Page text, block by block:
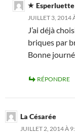
Esperluette
JUILLET 3, 2014
J’ai déjà
briques par
Bonne
RÉPONDRE
La Césarée
JUILLET 2, 2014 À